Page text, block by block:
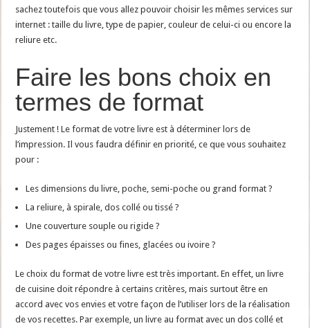
sachez toutefois que vous allez pouvoir choisir les mêmes services sur
internet : taille du livre, type de papier, couleur de celui-ci ou encore la
reliure etc.
Faire les bons choix en
termes de format
Justement ! Le format de votre livre est à déterminer lors de
l’impression. Il vous faudra définir en priorité, ce que vous souhaitez
pour :
Les dimensions du livre, poche, semi-poche ou grand format ?
La reliure, à spirale, dos collé ou tissé ?
Une couverture souple ou rigide ?
Des pages épaisses ou fines, glacées ou ivoire ?
Le choix du format de votre livre est très important. En effet, un livre
de cuisine doit répondre à certains critères, mais surtout être en
accord avec vos envies et votre façon de l’utiliser lors de la réalisation
de vos recettes. Par exemple, un livre au format avec un dos collé et